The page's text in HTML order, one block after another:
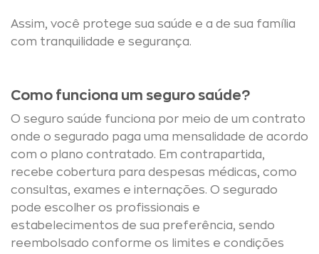
Assim, você protege sua saúde e a de sua família
com tranquilidade e segurança.
Como funciona um seguro saúde?
O seguro saúde funciona por meio de um contrato
onde o segurado paga uma mensalidade de acordo
com o plano contratado. Em contrapartida,
recebe cobertura para despesas médicas, como
consultas, exames e internações. O segurado
pode escolher os profissionais e
estabelecimentos de sua preferência, sendo
reembolsado conforme os limites e condições